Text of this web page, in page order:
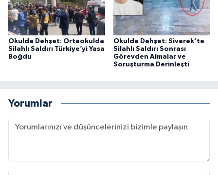
Okulda Dehşet: Ortaokulda
Silahlı Saldırı Türkiye’yi Yasa
Boğdu
Okulda Dehşet: Siverek’te
Silahlı Saldırı Sonrası
Görevden Almalar ve
Soruşturma Derinleşti
Yorumlar